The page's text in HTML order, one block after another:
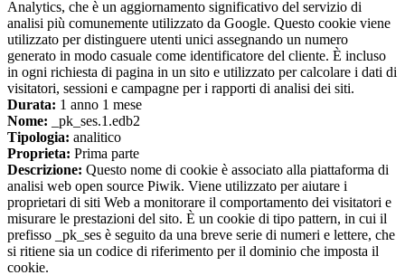
Analytics, che è un aggiornamento significativo del servizio di
analisi più comunemente utilizzato da Google. Questo cookie viene
utilizzato per distinguere utenti unici assegnando un numero
generato in modo casuale come identificatore del cliente. È incluso
in ogni richiesta di pagina in un sito e utilizzato per calcolare i dati di
visitatori, sessioni e campagne per i rapporti di analisi dei siti.
Durata: 1 anno 1 mese
Nome: _pk_ses.1.edb2
Tipologia: analitico
Proprieta: Prima parte
Descrizione: Questo nome di cookie è associato alla piattaforma di
analisi web open source Piwik. Viene utilizzato per aiutare i
proprietari di siti Web a monitorare il comportamento dei visitatori e
misurare le prestazioni del sito. È un cookie di tipo pattern, in cui il
prefisso _pk_ses è seguito da una breve serie di numeri e lettere, che
si ritiene sia un codice di riferimento per il dominio che imposta il
cookie.